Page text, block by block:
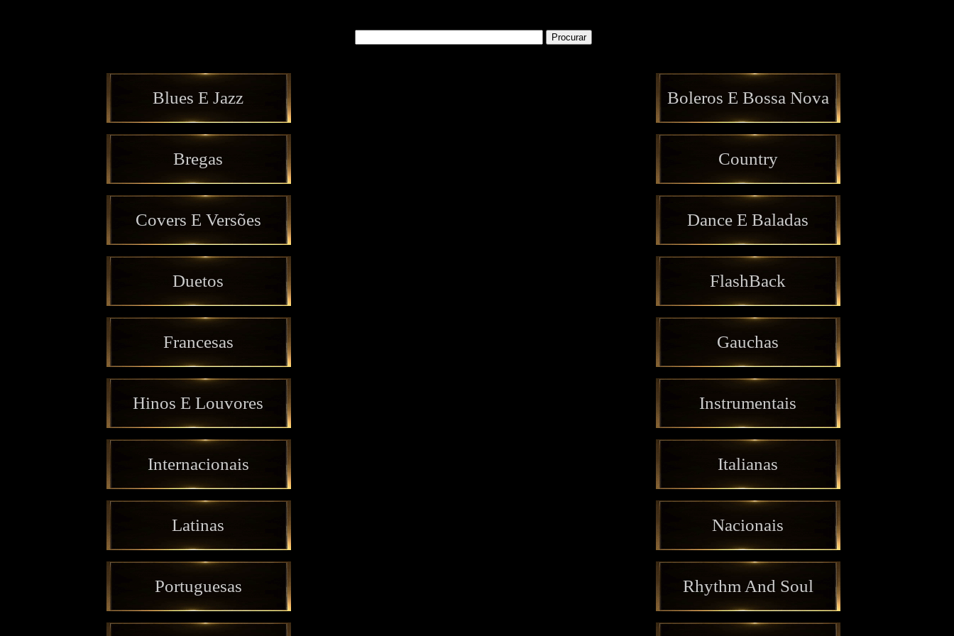
Blues E Jazz Boleros E Bossa Nova
Bregas Country
Covers E Versões Dance E Baladas
Duetos FlashBack
Francesas Gauchas
Hinos E Louvores Instrumentais
Internacionais Italianas
Latinas Nacionais
Portuguesas Rhythm And Soul